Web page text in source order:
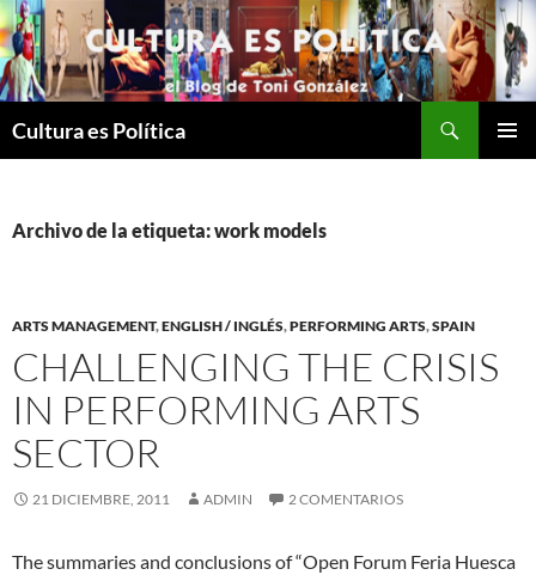
Saltar
al
contenido
Cultura es Política
Archivo de la etiqueta: work models
ARTS MANAGEMENT,ENGLISH / INGLÉS,PERFORMING ARTS,SPAIN
CHALLENGING THE CRISIS
IN PERFORMING ARTS
SECTOR
21 DICIEMBRE, 2011 ADMIN 2 COMENTARIOS
The summaries and conclusions of “Open Forum Feria Huesca